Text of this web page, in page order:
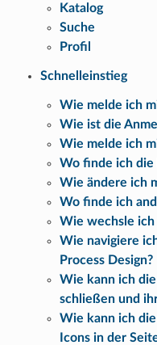
Katalog
Suche
Profil
Schnelleinstieg
Wie melde ich
Wie ist die
Wie melde ich
Wo finde ich die
Wie ändere ich
Wo finde ich
Wie wechsle
Wie navigiere
Process Design?
Wie kann ich
schließen und
Wie kann ich
Icons in der